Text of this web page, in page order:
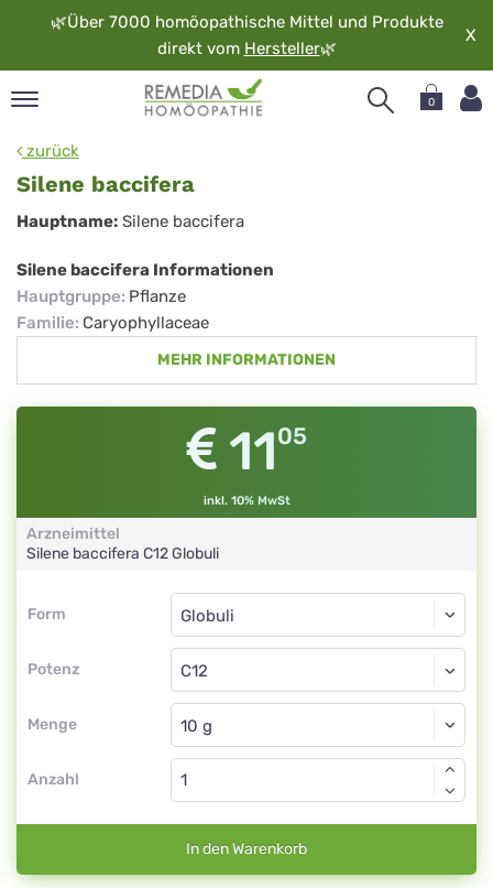
🌿Über 7000 homöopathische Mittel und Produkte
direkt vom Hersteller🌿
X
0
zurück
Silene baccifera
Silene
baccifera
Hauptname: Silene baccifera
Silene baccifera Informationen
Hauptgruppe: Pflanze
Familie: Caryophyllaceae
MEHR INFORMATIONEN
1105
inkl. 10% MwSt
Arzneimittel
Silene baccifera C12Globuli
Form
Form
Potenz
Globuli
C12
Menge
Globuli
Anzahl
In den Warenkorb